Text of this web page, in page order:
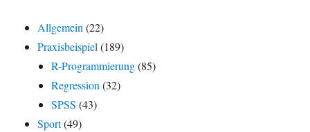
Allgemein (22)
Praxisbeispiel (189)
R-Programmierung(85)
Regression (32)
SPSS (43)
Sport(49)